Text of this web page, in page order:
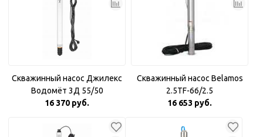
Скважинный насос Джилекс
Водомёт 3Д 55/50
16 370 руб.
Скважинный насос Belamos
2.5TF-66/2.5
16 653 руб.